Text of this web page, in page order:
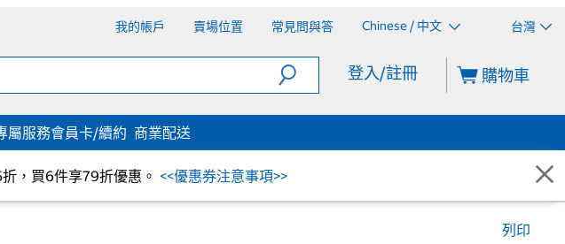
我的帳戶 賣場位置 常見問與答 Chinese / 中文 台灣
登入/註冊 購物車
屬服務會員卡/續約 商業配送
，買6件享79折優惠。 <<優惠券注意事項>>
列印